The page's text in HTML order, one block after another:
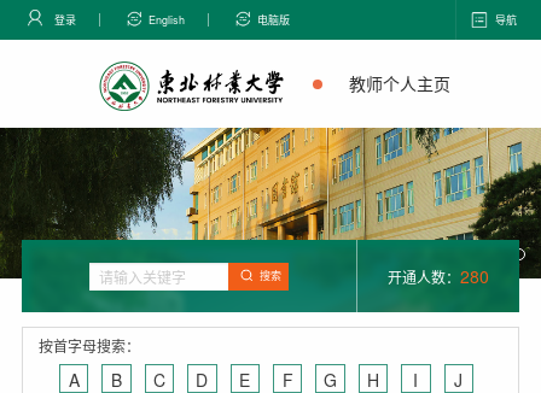
登录 English 电脑版 导航
教师个人主页
搜索 开通人数： 280
按首字母搜索：
A B C D E F G H I
J